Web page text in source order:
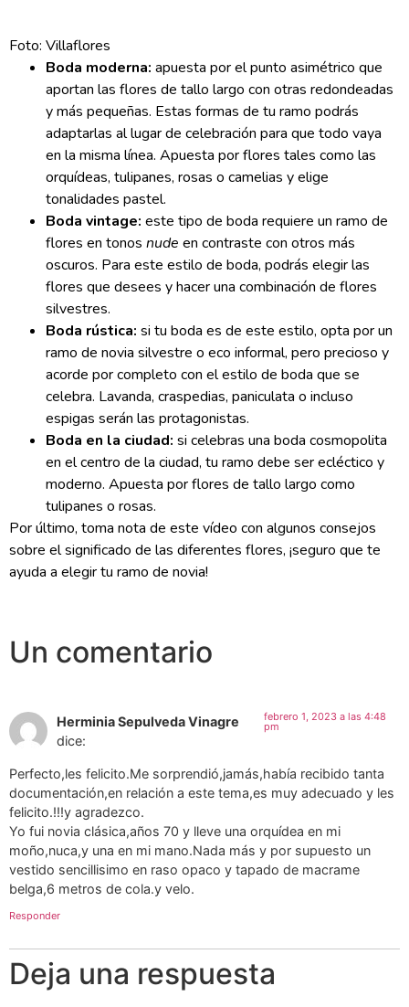
Foto: Villaflores
Boda moderna: apuesta por el punto asimétrico que
aportan las flores de tallo largo con otras redondeadas
y más pequeñas. Estas formas de tu ramo podrás
adaptarlas al lugar de celebración para que todo vaya
en la misma línea. Apuesta por flores tales como las
orquídeas, tulipanes, rosas o camelias y elige
tonalidades pastel.
Boda vintage: este tipo de boda requiere un ramo de
flores en tonos nude en contraste con otros más
oscuros. Para este estilo de boda, podrás elegir las
flores que desees y hacer una combinación de flores
silvestres.
Boda rústica: si tu boda es de este estilo, opta por un
ramo de novia silvestre o eco informal, pero precioso y
acorde por completo con el estilo de boda que se
celebra. Lavanda, craspedias, paniculata o incluso
espigas serán las protagonistas.
Boda en la ciudad: si celebras una boda cosmopolita
en el centro de la ciudad, tu ramo debe ser ecléctico y
moderno. Apuesta por flores de tallo largo como
tulipanes o rosas.
Por último, toma nota de este vídeo con algunos consejos
sobre el significado de las diferentes flores, ¡seguro que te
ayuda a elegir tu ramo de novia!
Un comentario
Herminia Sepulveda Vinagre
dice:
febrero 1, 2023 a las 4:48
pm
Perfecto,les felicito.Me sorprendió,jamás,había recibido tanta
documentación,en relación a este tema,es muy adecuado y les
felicito.!!!y agradezco.
Yo fui novia clásica,años 70 y lleve una orquídea en mi
moño,nuca,y una en mi mano.Nada más y por supuesto un
vestido sencillisimo en raso opaco y tapado de macrame
belga,6 metros de cola.y velo.
Responder
Deja una respuesta